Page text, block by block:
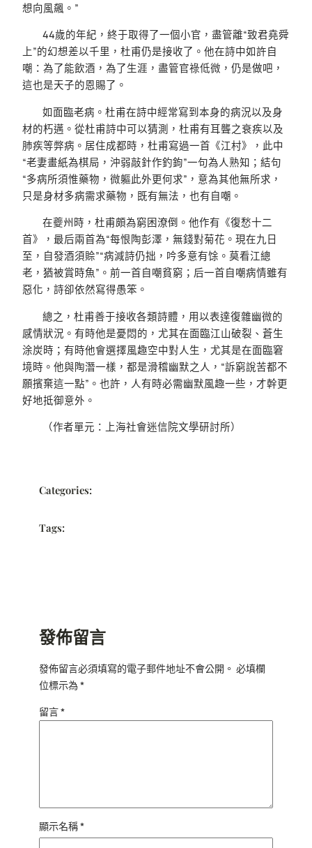
想向風飆。”
44歲的年紀，終于取得了一個小官，盡管離“致君堯舜
上”的幻想差以千里，杜甫仍是接收了。他在詩中如許自
嘲：為了能飲酒，為了生涯，盡管官祿低微，仍是做吧，
這也是天子的恩賜了。
如面臨老病。杜甫在詩中經常寫到本身的病況以及身
材的朽邁。從杜甫詩中可以猜測，杜甫有耳聾之衰疾以及
肺疾等弊病。居住成都時，杜甫寫過一首《江村》，此中
“老妻畫紙為棋局，沖弱敲針作釣鉤”一句為人熟知；結句
“多病所須惟藥物，微軀此外更何求”，意為其他無所求，
只是身材多病需求藥物，既有無法，也有自嘲。
在夔州時，杜甫頗為窮困潦倒。他作有《復愁十二
首》，最后兩首為“每恨陶彭澤，無錢對菊花。現在九日
至，自發酒須賒”“病減詩仍拙，吟多意有馀。莫看江總
老，猶被賞時魚”。前一首自嘲貧窮；后一首自嘲病情雖有
惡化，詩卻依然寫得愚笨。
總之，杜甫善于接收各類詩體，用以表達復雜幽微的
感情狀況。有時他是憂悶的，尤其在面臨江山破裂、蒼生
涂炭時；有時他會選擇風趣空中對人生，尤其是在面臨窘
境時。他與陶潛一樣，都是滑稽幽默之人，“訴窮說苦都不
願擯棄這一點”。也許，人有時必需幽默風趣一些，才幹更
好地抵御意外。
（作者單元：上海社會迷信院文學研討所）
Categories:
Tags:
發佈留言
發佈留言必須填寫的電子郵件地址不會公開。 必填欄
位標示為*
留言*
顯示名稱*